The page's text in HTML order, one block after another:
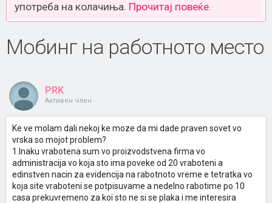
употреба на колачиња. Прочитај повеќе.
Мобинг на работнотo место
PRK
Активен член
Ke ve molam dali nekoj ke moze da mi dade praven sovet vo
vrska so mojot problem?
1.Inaku vrabotena sum vo proizvodstvena firma vo
administracija vo koja sto ima poveke od 20 vraboteni a
edinstven nacin za evidencija na rabotnoto vreme e tetratka vo
koja site vraboteni se potpisuvame a nedelno rabotime po 10
casa prekuvremeno za koi sto ne si se plaka i me interesira